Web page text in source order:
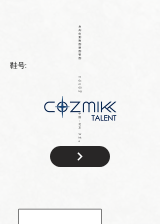
W
hit
e
中
国
：
北
京
身
高:
体
重:
胸
围:
腰
围:
臀
围:
鞋号:
17
6c
m
60
kg
籍: